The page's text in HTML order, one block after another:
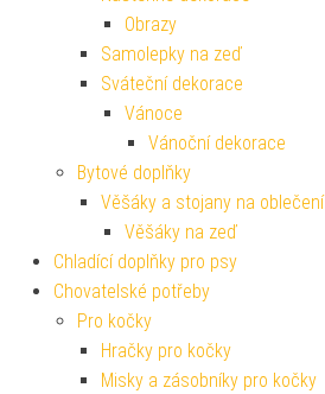
Obrazy
Samolepky na zeď
Sváteční dekorace
Vánoce
Vánoční dekorace
Bytové doplňky
Věšáky a stojany na oblečení
Věšáky na zeď
Chladící doplňky pro psy
Chovatelské potřeby
Pro kočky
Hračky pro kočky
Misky a zásobníky pro kočky